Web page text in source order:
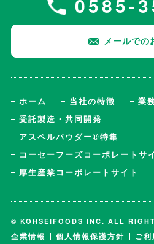
0585-
メールでの
ホーム 当社の特徴
業
受託製造・共同開発
アスペルパウダー®特集
コーセーフーズコーポレートサ
厚生産業コーポレートサイト
© KOHSEIFOODS INC. ALL
企業情報 個人情報保護方針 ご利